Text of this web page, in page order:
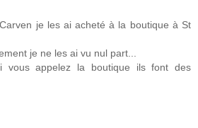
je les ai acheté à la boutique à St
je ne les ai vu nul part...
vous appelez la boutique ils font des